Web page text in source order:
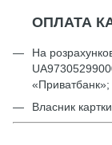
ОПЛАТА
На
«Приватбанк»;
Власник